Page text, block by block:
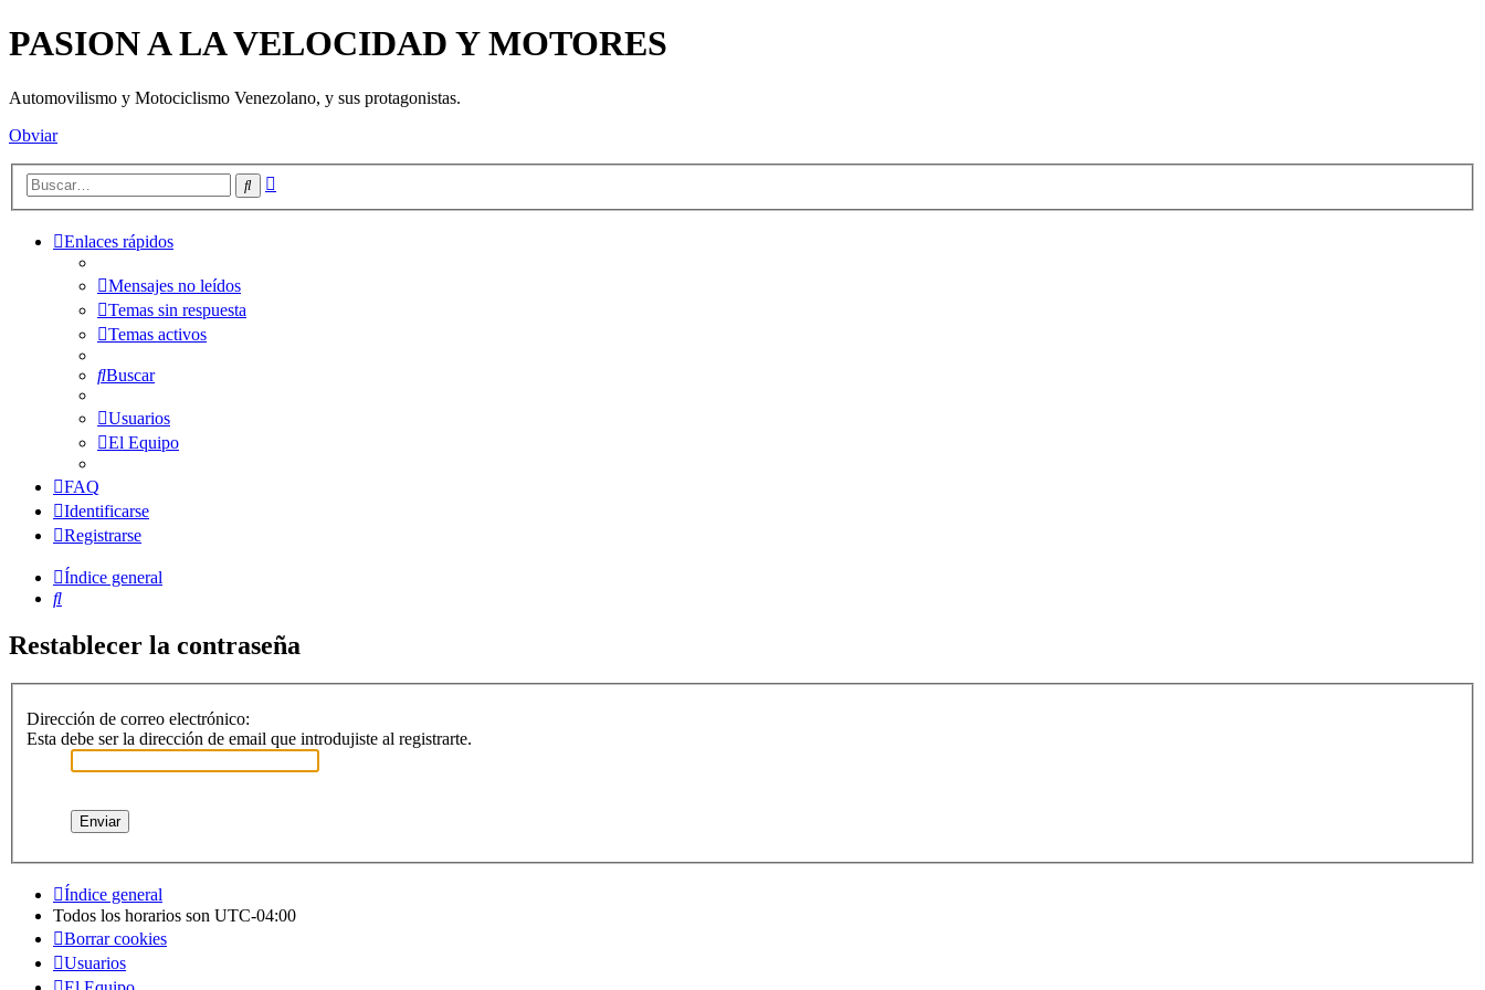
PASION A LA VELOCIDAD Y MOTORES
Automovilismo y Motociclismo Venezolano, y sus protagonistas.
Obviar
Buscar
Enlaces rápidos
Mensajes no leídos
Temas sin respuesta
Temas activos
Buscar
Usuarios
El Equipo
FAQ
Identificarse
Registrarse
Índice general
Buscar
Restablecer la contraseña
Dirección de correo electrónico:
Esta debe ser la dirección de email que introdujiste al registrarte.
Índice general
Todos los horarios son UTC-04:00
Borrar cookies
Usuarios